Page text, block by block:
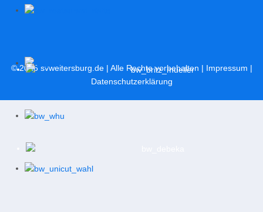
© 2026 svweitersburg.de| Alle Rechte vorbehalten | Impressum |
Datenschutzerklärung